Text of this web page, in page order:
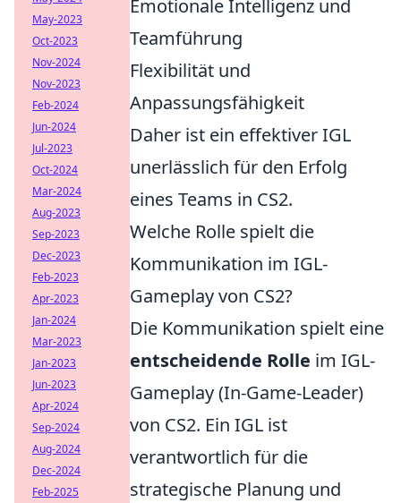
Emotionale Intelligenz und
Teamführung
Flexibilität und
Anpassungsfähigkeit
Daher ist ein effektiver IGL
unerlässlich für den Erfolg
eines Teams in CS2.
Welche Rolle spielt die
Kommunikation im IGL-
Gameplay von CS2?
Die Kommunikation spielt eine
entscheidende Rolle im IGL-
Gameplay (In-Game-Leader)
von CS2. Ein IGL ist
verantwortlich für die
strategische Planung und
May-2023
Oct-2023
Nov-2024
Nov-2023
Feb-2024
Jun-2024
Jul-2023
Oct-2024
Mar-2024
Aug-2023
Sep-2023
Dec-2023
Feb-2023
Apr-2023
Jan-2024
Mar-2023
Jan-2023
Jun-2023
Apr-2024
Sep-2024
Aug-2024
Dec-2024
Feb-2025